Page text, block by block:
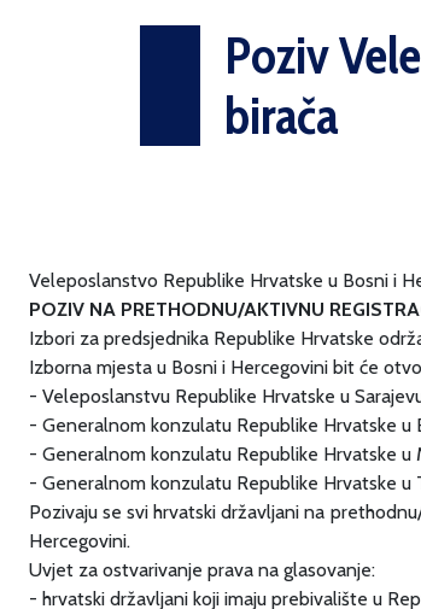
Poziv
birača
Veleposlanstvo Republike Hrvatske u Bosni i
POZIV NA PRETHODNU/AKTIVNU
Izbori za predsjednika Republike Hrvatske
Izborna mjesta u Bosni i Hercegovini bit će
- Veleposlanstvu Republike Hrvatske u
- Generalnom konzulatu Republike Hrvatske u
- Generalnom konzulatu Republike Hrvatske u
- Generalnom konzulatu Republike Hrvatske u
Pozivaju se svi hrvatski državljani na
Hercegovini.
Uvjet za ostvarivanje prava na glasovanje:
- hrvatski državljani koji imaju prebivalište u